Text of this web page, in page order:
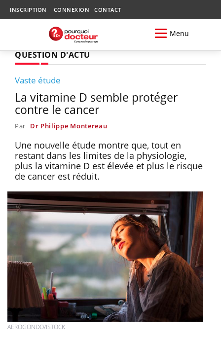
INSCRIPTION CONNEXION CONTACT
Menu
QUESTION D'ACTU
Vaste étude
La vitamine D semble protéger
contre le cancer
Par Dr Philippe Montereau
Une nouvelle étude montre que, tout en
restant dans les limites de la physiologie,
plus la vitamine D est élevée et plus le risque
de cancer est réduit.
AEROGONDO/ISTOCK